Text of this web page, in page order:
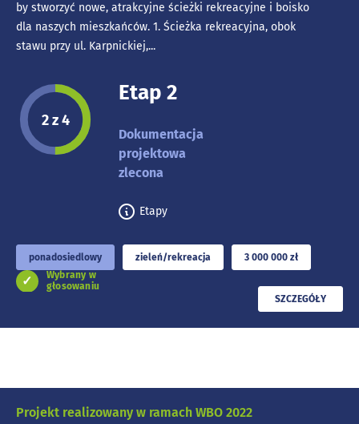
by stworzyć nowe, atrakcyjne ścieżki rekreacyjne i boisko
dla naszych mieszkańców. 1. Ścieżka rekreacyjna, obok
stawu przy ul. Karpnickiej,...
Etap projektu:
2 z 4
Etap 2
Dokumentacja
projektowa
zlecona
Etapy
Wybrany w
głosowaniu
ponadosiedlowy zieleń/rekreacja 3 000 000 zł
PRZECZYTAJ
SZCZEGÓŁY
Projekt realizowany w ramach WBO 2022